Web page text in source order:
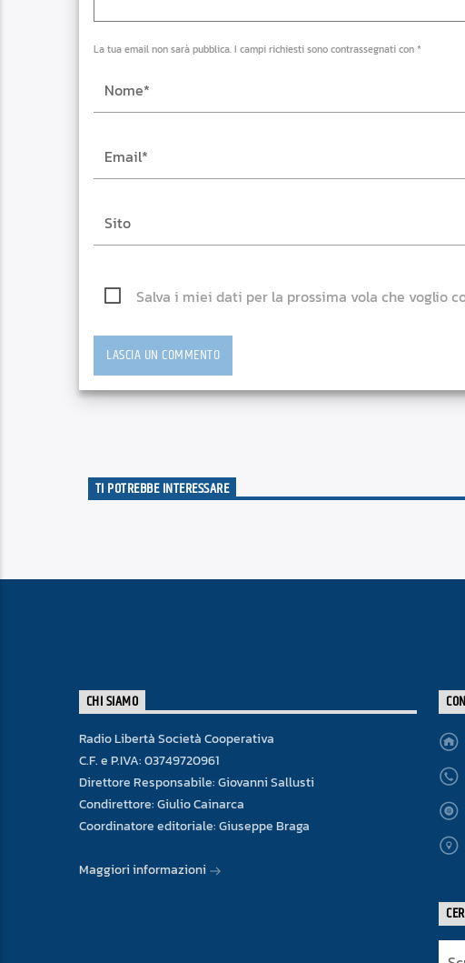
La tua email non sarà pubblica. I campi richiesti sono contrassegnati con *
Salva i miei dati per la prossima vola che voglio
TI POTREBBE INTERESSARE
CHI SIAMO
Radio Libertà Società Cooperativa
C.F. e P.IVA: 03749720961
Direttore Responsabile: Giovanni Sallusti
Condirettore: Giulio Cainarca
Coordinatore editoriale: Giuseppe Braga
Maggiori informazioni